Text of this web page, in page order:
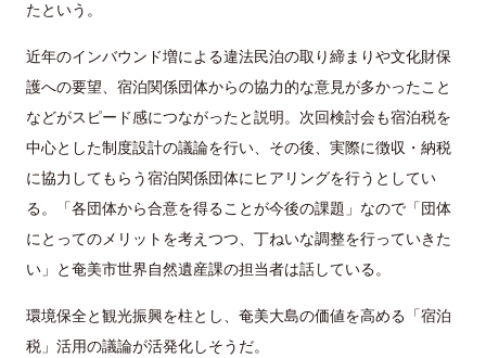
たという。
近年のインバウンド増による違法民泊の取り締まりや文化財保
護への要望、宿泊関係団体からの協力的な意見が多かったこと
などがスピード感につながったと説明。次回検討会も宿泊税を
中心とした制度設計の議論を行い、その後、実際に徴収・納税
に協力してもらう宿泊関係団体にヒアリングを行うとしてい
る。「各団体から合意を得ることが今後の課題」なので「団体
にとってのメリットを考えつつ、丁ねいな調整を行っていきた
い」と奄美市世界自然遺産課の担当者は話している。
環境保全と観光振興を柱とし、奄美大島の価値を高める「宿泊
税」活用の議論が活発化しそうだ。